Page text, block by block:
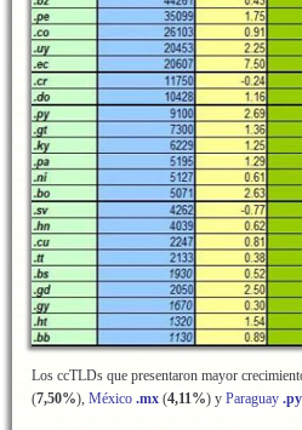
Los ccTLDs que presentaron mayor
(7,50%), México .mx (4,11%) y Paraguay .py